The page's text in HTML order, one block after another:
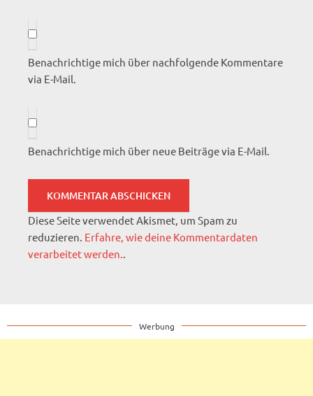
Benachrichtige mich über nachfolgende Kommentare
via E-Mail.
Benachrichtige mich über neue Beiträge via E-Mail.
Diese Seite verwendet Akismet, um Spam zu
reduzieren. Erfahre, wie deine Kommentardaten
verarbeitet werden.
Werbung